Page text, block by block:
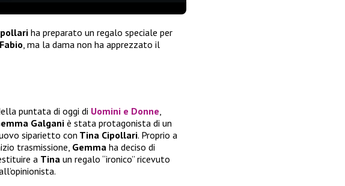
ha preparato un regalo speciale per
Fabio , ma la dama non ha apprezzato il
puntata di oggi di Uomini e Donne,
Galganiè stata protagonista di un
siparietto con Tina Cipollari. Proprio a
trasmissione, Gemma ha deciso di
a Tina un regalo “ironico” ricevuto